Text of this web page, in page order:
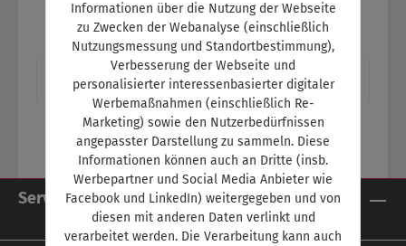
Beschreibung
Service-Hotline
Informationen über die Nutzung der Webseite
zu Zwecken der Webanalyse (einschließlich
Nutzungsmessung und Standortbestimmung),
Verbesserung der Webseite und
personalisierter interessenbasierter digitaler
Werbemaßnahmen (einschließlich Re-
Marketing) sowie den Nutzerbedürfnissen
angepasster Darstellung zu sammeln. Diese
Informationen können auch an Dritte (insb.
Werbepartner und Social Media Anbieter wie
Facebook und LinkedIn) weitergegeben und von
diesen mit anderen Daten verlinkt und
verarbeitet werden. Die Verarbeitung kann auch